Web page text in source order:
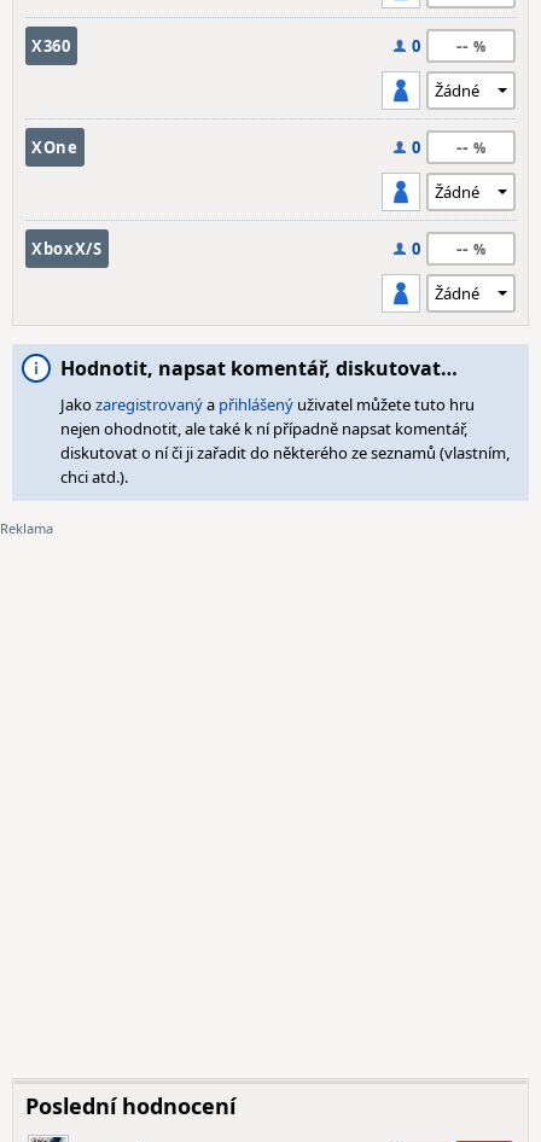
X360 0 --
XOne 0 --
XboxX/S 0 --
Hodnotit, napsat komentář, diskutovat…
Jakozaregistrovanýa přihlášený uživatel můžete tuto hru
nejen ohodnotit, ale také k ní případně napsat komentář,
diskutovat o ní či ji zařadit do některého ze seznamů (vlastním,
chci atd.).
Poslední hodnocení